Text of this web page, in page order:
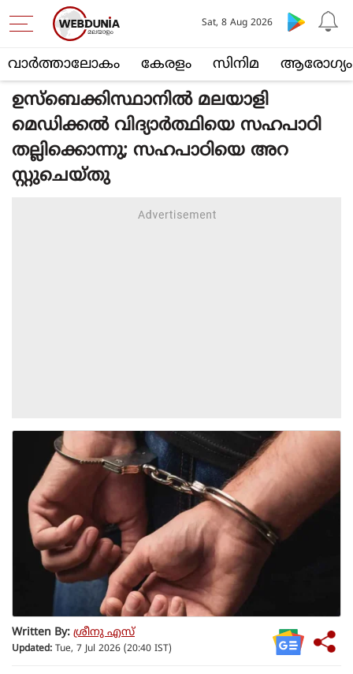
വാര്‍ത്താലോകം കേരളം സിനിമ ആരോഗ്യം
Sat, 8 Aug 2026
ഉസ്‌ബെക്കിസ്ഥാനില്‍ മലയാളി
മെഡിക്കല്‍ വിദ്യാര്‍ത്ഥിയെ സഹപാഠി
തല്ലിക്കൊന്നു; സഹപാഠിയെ അറ
സ്റ്റുചെയ്തു
Written By: ശ്രീനു എസ്
Updated: Tue, 7 Jul 2026 (20:40 IST)